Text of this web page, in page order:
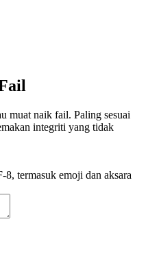
muat naik fail. Paling sesuai
integriti yang tidak
8, termasuk emoji dan aksara